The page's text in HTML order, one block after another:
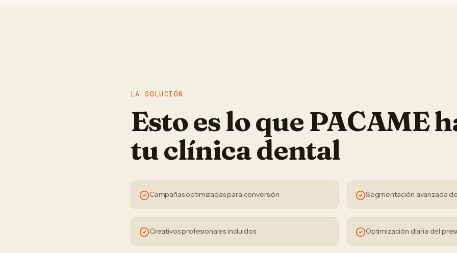
LA SOLUCIÓN
Esto es lo que PACAME
tuclínica dental
Campañas optimizadas para conversión Segmentación avanzada
Creativos profesionales incluidos Optimización diaria del